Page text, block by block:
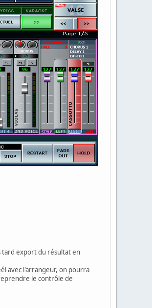
tard export du résultat en
avec l'arrangeur, on pourra
le contrôle de